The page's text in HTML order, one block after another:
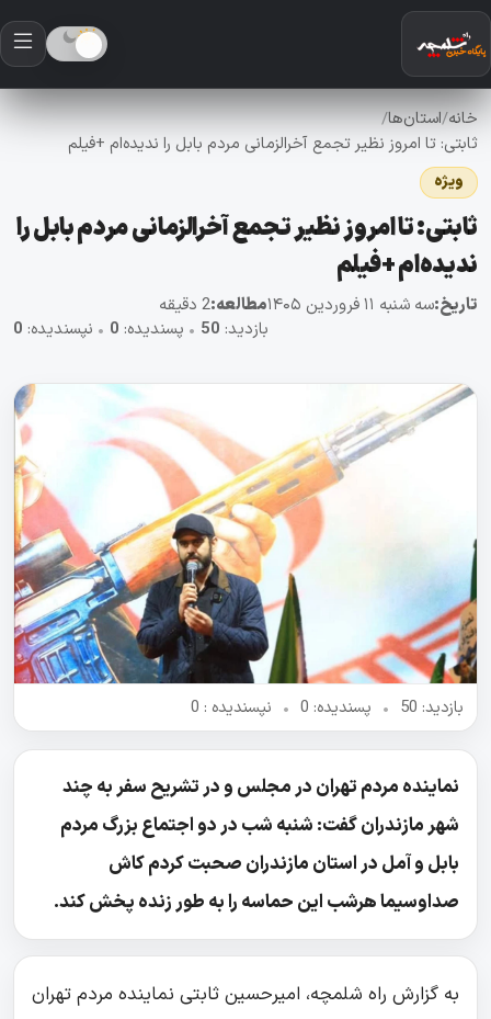
خانه/استان‌ها/
ثابتی: تا امروز نظیر تجمع آخرالزمانی مردم بابل را ندیده‌ام +فیلم
ویژه
ثابتی: تا امروز نظیر تجمع آخرالزمانی مردم بابل را
ندیده‌ام +فیلم
تاریخ:سه شنبه ۱۱ فروردین ۱۴۰۵ مطالعه:2 دقیقه
بازدید: 50
• پسندیده: 0
• نپسندیده: 0
بازدید: 50 • پسندیده: 0 • نپسندیده‌ : 0
نماینده مردم تهران در مجلس و در تشریح سفر به چند
شهر مازندران گفت: شنبه شب در دو اجتماع بزرگ مردم
بابل و آمل در استان مازندران صحبت کردم کاش
صداوسیما هرشب این حماسه را به طور زنده پخش کند.
به گزارش راه شلمچه، امیرحسین ثابتی نماینده مردم تهران